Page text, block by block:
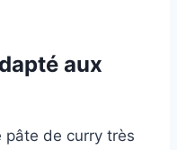
aux
pâte de curry très